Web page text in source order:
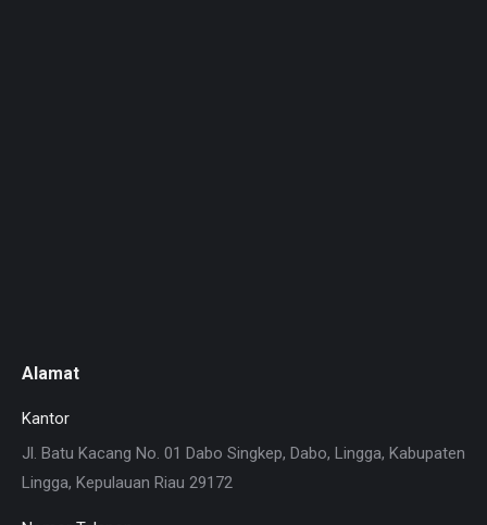
Alamat
Kantor
Jl. Batu Kacang No. 01 Dabo Singkep, Dabo, Lingga, Kabupaten
Lingga, Kepulauan Riau 29172